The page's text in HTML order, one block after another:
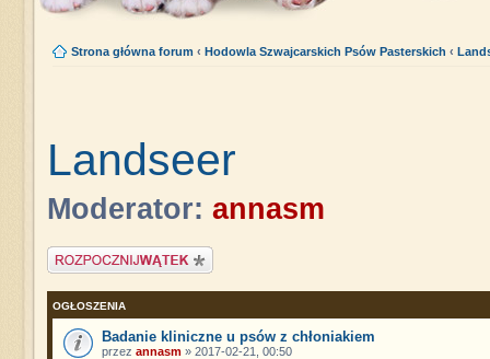
Strona główna forum ‹ Hodowla Szwajcarskich Psów Pasterskich ‹
Landseer
Moderator: annasm
Napisz wątek
OGŁOSZENIA
Badanie kliniczne u psów z chłoniakiem
przez annasm» 2017-02-21, 00:50